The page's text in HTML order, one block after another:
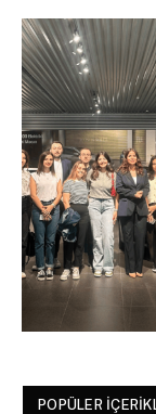
POPÜLER